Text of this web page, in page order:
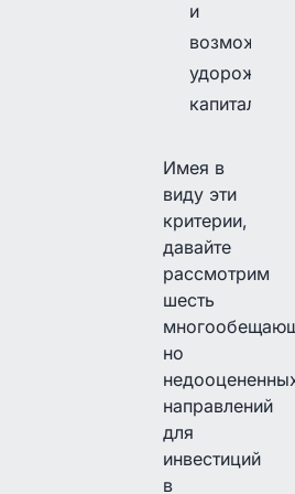
и
удорожания
капитала
Имея в
виду эти
критерии,
давайте
рассмотрим
шесть
но
направлений
для
инвестиций
в